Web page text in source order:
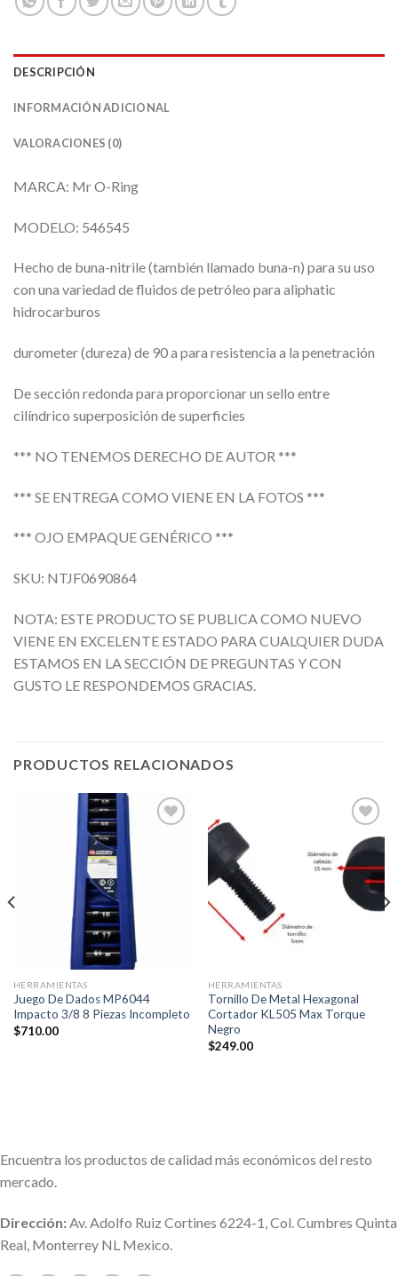
DESCRIPCIÓN
INFORMACIÓN ADICIONAL
VALORACIONES (0)
MARCA: Mr O-Ring
MODELO: 546545
Hecho de buna-nitrile (también llamado buna-n) para su uso
con una variedad de fluidos de petróleo para aliphatic
hidrocarburos
durometer (dureza) de 90 a para resistencia a la penetración
De sección redonda para proporcionar un sello entre
cilíndrico superposición de superficies
*** NO TENEMOS DERECHO DE AUTOR ***
*** SE ENTREGA COMO VIENE EN LA FOTOS ***
*** OJO EMPAQUE GENÉRICO ***
SKU: NTJF0690864
NOTA: ESTE PRODUCTO SE PUBLICA COMO NUEVO
VIENE EN EXCELENTE ESTADO PARA CUALQUIER DUDA
ESTAMOS EN LA SECCIÓN DE PREGUNTAS Y CON
GUSTO LE RESPONDEMOS GRACIAS.
PRODUCTOS RELACIONADOS
HERRAMIENTAS
Juego De Dados MP6044
Impacto 3/8 8 Piezas Incompleto
$710.00
Añadir
a la
lista de
deseos
HERRAMIENTAS
Tornillo De Metal Hexagonal
Cortador KL505 Max Torque
Negro
$249.00
Encuentra los productos de calidad más económicos del resto
mercado.
Dirección:Av. Adolfo Ruiz Cortines 6224-1, Col. Cumbres Quinta
Real, Monterrey NL Mexico.